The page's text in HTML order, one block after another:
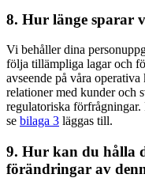
8. Hur länge sparar
Vi behåller dina
följa tillämpliga lagar och
avseende på våra
relationer med kunder och
regulatoriska
se bilaga 3 läggas till.
9. Hur kan du hålla
förändringar av